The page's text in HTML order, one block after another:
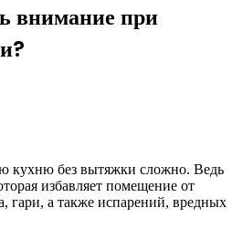
внимание при
кухню без вытяжки сложно. Ведь
избавляет помещение от
гари, а также испарений, вредных